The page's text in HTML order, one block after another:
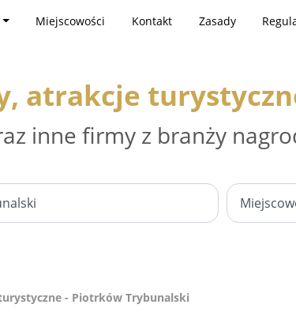
Miejscowości Kontakt Zasady
atrakcje
inne firmy z branży
- Piotrków Trybunalski